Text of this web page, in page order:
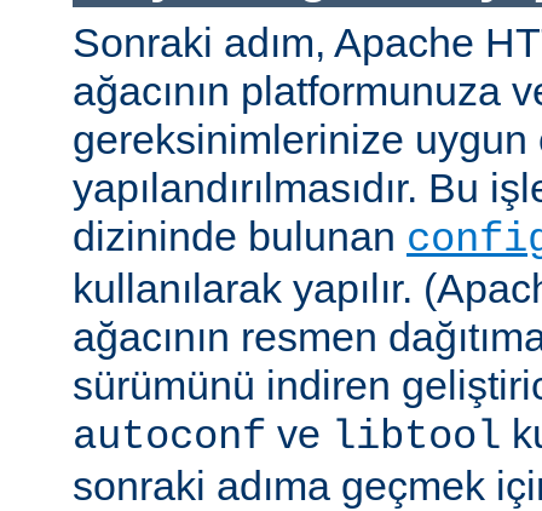
Sonraki adım, Apache
ağacının platformunuza
gereksinimlerinize uygun
yapılandırılmasıdır. Bu
dizininde bulunan
kullanılarak yapılır.
ağacının resmen
sürümünü indiren
autoconf ve libtool
sonraki adıma geçmek